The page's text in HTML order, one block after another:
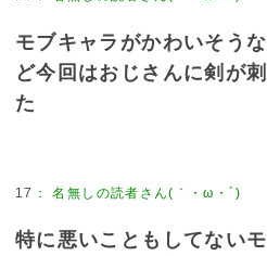
モブキャラがかわいそう
ど今回はおじさんに剣が
た
17 ：名無しの読者さん(｀・ω・´)
特に悪いこともしてない